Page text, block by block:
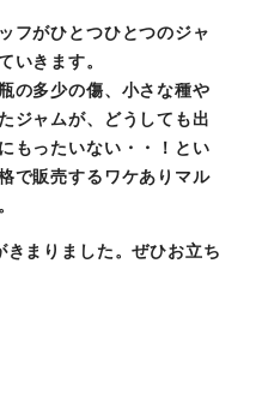
フがひとつひとつのジャ
いきます。
の多少の傷、小さな種や
ジャムが、どうしても出
もったいない・・！とい
で販売するワケありマル
まりました。ぜひお立ち